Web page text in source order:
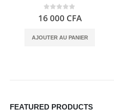
0 out of 5
16 000 CFA
AJOUTER AU PANIER
FEATURED PRODUCTS